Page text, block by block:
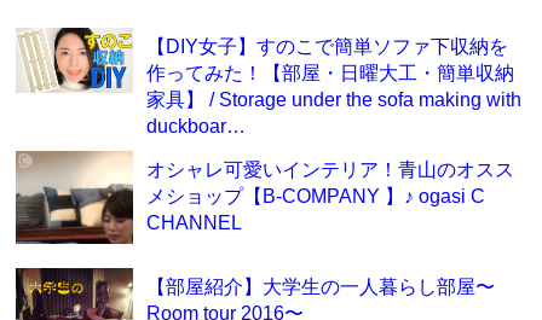
【DIY女子】すのこで簡単ソファ下収納を
作ってみた！【部屋・日曜大工・簡単収納
家具】 / Storage under the sofa making with
duckboar…
オシャレ可愛いインテリア！青山のオスス
メショップ【B-COMPANY 】♪ ogasi C
CHANNEL
【部屋紹介】大学生の一人暮らし部屋〜
Room tour 2016〜